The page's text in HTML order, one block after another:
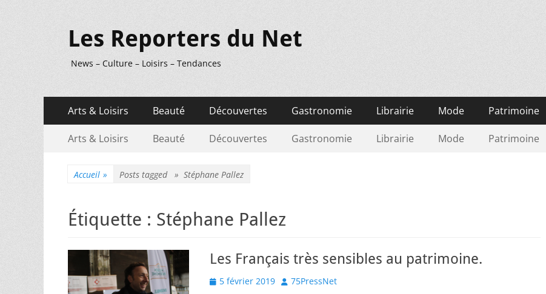
Les Reporters du Net
News – Culture – Loisirs – Tendances
Menu
principal
contenu
Arts & Loisirs Beauté Découvertes Gastronomie Librairie Mode Patrimoine
Menu
Arts & Loisirs Beauté Découvertes Gastronomie Librairie Mode Patrimoine
Accueil » Posts tagged » Stéphane Pallez
Étiquette : Stéphane Pallez
Les Français très sensibles au patrimoine.
Posted
5 février 2019 Author
75PressNet